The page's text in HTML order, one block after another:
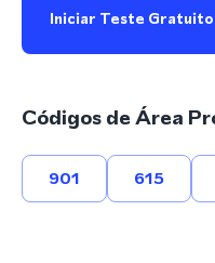
Iniciar Teste Gratuito
Códigos de Área
901 615